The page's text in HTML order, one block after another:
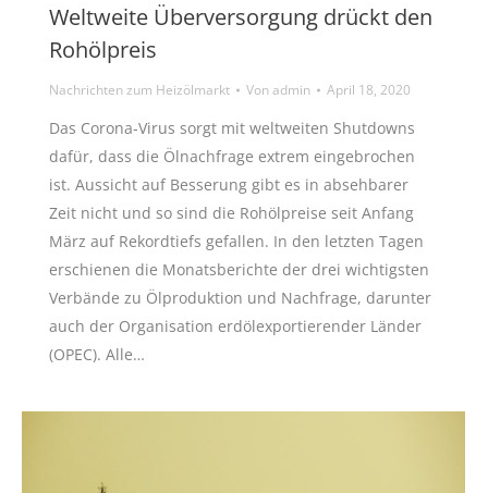
Weltweite Überversorgung drückt den
Rohölpreis
Nachrichten zum Heizölmarkt Vonadmin April 18, 2020
Das Corona-Virus sorgt mit weltweiten Shutdowns
dafür, dass die Ölnachfrage extrem eingebrochen
ist. Aussicht auf Besserung gibt es in absehbarer
Zeit nicht und so sind die Rohölpreise seit Anfang
März auf Rekordtiefs gefallen. In den letzten Tagen
erschienen die Monatsberichte der drei wichtigsten
Verbände zu Ölproduktion und Nachfrage, darunter
auch der Organisation erdölexportierender Länder
(OPEC). Alle…